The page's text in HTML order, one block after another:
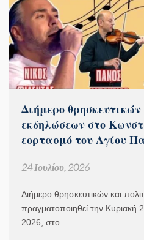
Διήμερο
εκδηλώσεων στο
εορτασμό του Αγίου
24 Ιουλίου, 2026
Διήμερο θρησκευτικών και
πραγματοποιηθεί την Κυριακή
2026, στο…